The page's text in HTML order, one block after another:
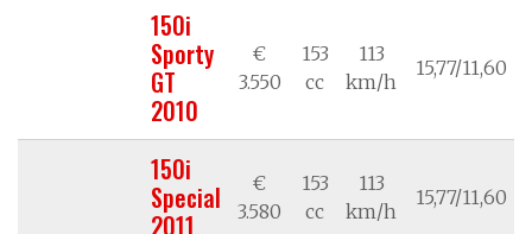
150i
Sporty
GT
2010
€
3.550
153
cc
113
km/h
15,77/11,60
150i
Special
2011
€
3.580
153
cc
113
km/h
15,77/11,60